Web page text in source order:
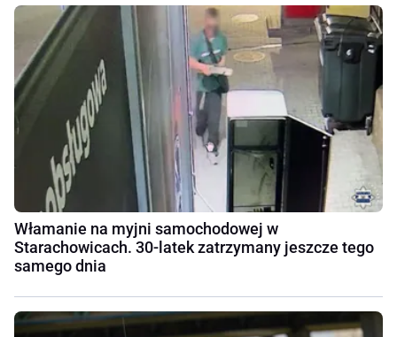
Włamanie na myjni samochodowej w
Starachowicach. 30-latek zatrzymany jeszcze tego
samego dnia